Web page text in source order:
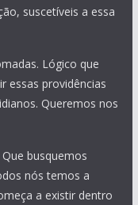
suscetíveis a essa
Lógico que
essas providências
Queremos nos
busquemos
nós temos a
a existir dentro